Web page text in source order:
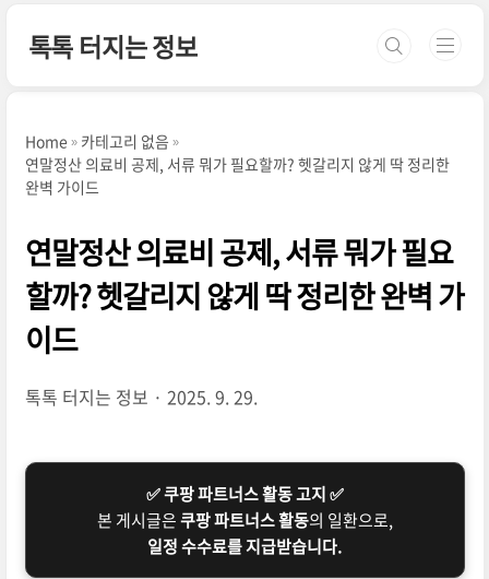
톡톡 터지는 정보
Home
카테고리 없음
연말정산 의료비 공제, 서류 뭐가 필요할까? 헷갈리지 않게 딱 정리한
완벽 가이드
연말정산 의료비 공제, 서류 뭐가 필요
할까? 헷갈리지 않게 딱 정리한 완벽 가
이드
톡톡 터지는 정보 2025. 9. 29.
✅ 쿠팡 파트너스 활동 고지 ✅
본 게시글은쿠팡 파트너스 활동의 일환으로,
일정 수수료를 지급받습니다.